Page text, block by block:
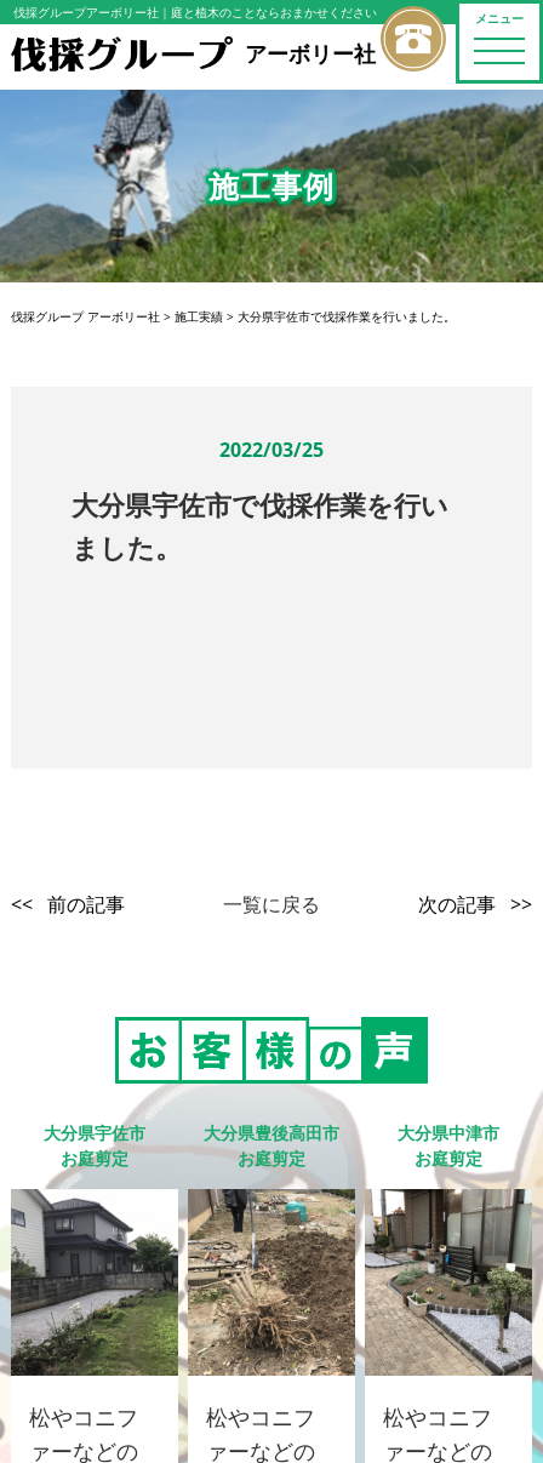
メニュー
toggle
伐採グループアーボリー社｜庭と植木のことならおまかせください
アーボリー社
施工事例
伐採グループ アーボリー社> 施工実績> 大分県宇佐市で伐採作業を行いました。
2022/03/25
大分県宇佐市で伐採作業を行い
ました。
<< 前の記事 一覧に戻る 次の記事 >>
大分県宇佐市
お庭剪定
松やコニフ
ァーなどの
大分県豊後高田市
お庭剪定
松やコニフ
ァーなどの
大分県中津市
お庭剪定
松やコニフ
ァーなどの